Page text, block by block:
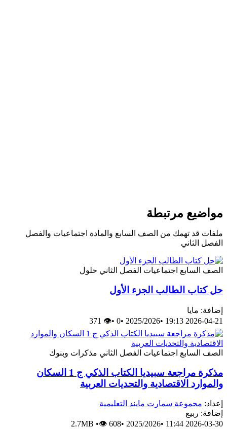
مواضيع مرتبطة
ملفات قد تهمك من الصف السابع والمادة اجتماعيات والفصل
الفصل الثاني
الصف السابع اجتماعيات الفصل الثاني حلول
حل كتاب الطالب الجزء الأول
إضافة: مايا
2026-04-21 19:13
•
2025/2026
•
0
•
👁 371
الصف السابع اجتماعيات الفصل الثاني مذكرات وبنوك
مذكرة مراجعة سبيديا الكتاب الذكي ج 1 السكان
والموارد الاقتصادية والتحديات العربية
إعداد: مجموعة سمارت مايند التعليمية
إضافة: ربيع
2026-03-30 11:44
•
2025/2026
•
2.7MB •👁 608